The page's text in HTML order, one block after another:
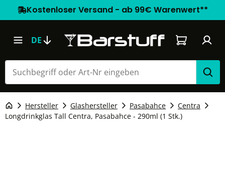
Kostenloser Versand - ab 99€ Warenwert**
DE Warenkorb
Hersteller Glashersteller Pasabahce
Centra
Longdrinkglas Tall Centra, Pasabahce - 290ml (1 Stk.)